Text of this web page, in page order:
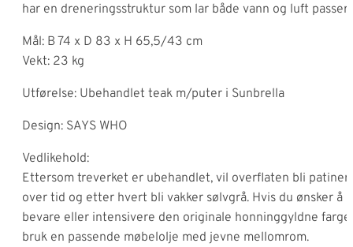
har en dreneringsstruktur som lar både vann og luft
Mål: B 74 x D 83 x H 65,5/43 cm
Vekt: 23 kg
Utførelse: Ubehandlet teak m/puter i Sunbrella
Design: SAYS WHO
Vedlikehold:
Ettersom treverket er ubehandlet, vil overflaten bli patinert
over tid og etter hvert bli vakker sølvgrå. Hvis du ønsker å
bevare eller intensivere den originale honninggyldne
bruk en passende møbelolje med jevne mellomrom.